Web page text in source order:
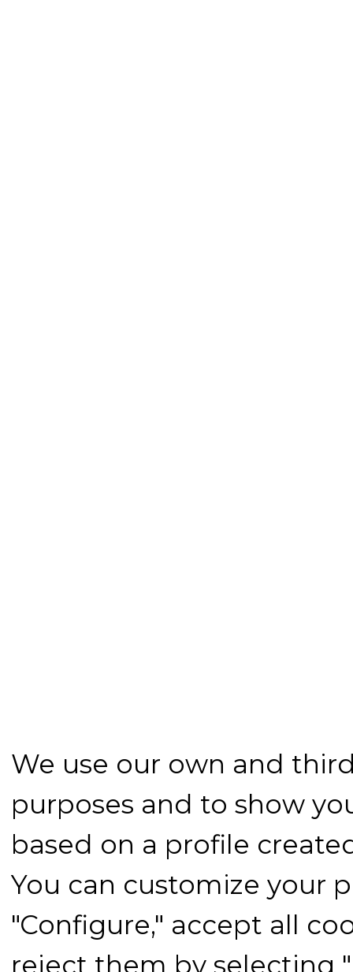
We use our own and
purposes and to show
based on a profile
You can customize your
"Configure," accept all
reject them by selecting